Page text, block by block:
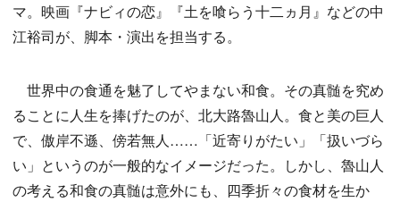
マ。映画『ナビィの恋』『土を喰らう十二ヵ月』などの中
江裕司が、脚本・演出を担当する。
世界中の食通を魅了してやまない和食。その真髄を究め
ることに人生を捧げたのが、北大路魯山人。食と美の巨人
で、傲岸不遜、傍若無人……「近寄りがたい」「扱いづら
い」というのが一般的なイメージだった。しかし、魯山人
の考える和食の真髄は意外にも、四季折々の食材を生か